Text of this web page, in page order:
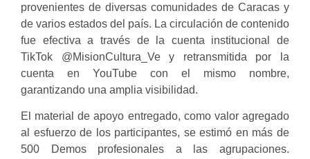
provenientes de diversas comunidades de Caracas y
de varios estados del país. La circulación de contenido
fue efectiva a través de la cuenta institucional de
TikTok @MisionCultura_Ve y retransmitida por la
cuenta en YouTube con el mismo nombre,
garantizando una amplia visibilidad.
El material de apoyo entregado, como valor agregado
al esfuerzo de los participantes, se estimó en más de
500 Demos profesionales a las agrupaciones.